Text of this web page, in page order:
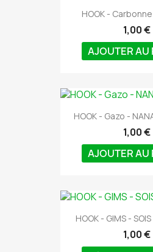
HOOK -
1,00 €
AJOUTER AU
HOOK - Gazo -
1,00 €
AJOUTER AU
HOOK - GIMS -
1,00 €